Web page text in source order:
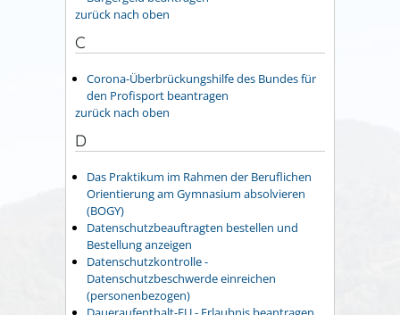
zurück nach oben
C
Corona-Überbrückungshilfe des Bundes für
den Profisport beantragen
zurück nach oben
D
Das Praktikum im Rahmen der Beruflichen
Orientierung am Gymnasium absolvieren
(BOGY)
Datenschutzbeauftragten bestellen und
Bestellung anzeigen
Datenschutzkontrolle -
Datenschutzbeschwerde einreichen
(personenbezogen)